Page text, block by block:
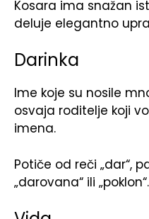
Kosara ima snažan
deluje elegantno
Darinka
Ime koje su nosile
osvaja roditelje koji
imena.
Potiče od reči „dar“,
„darovana“ ili „poklon“.